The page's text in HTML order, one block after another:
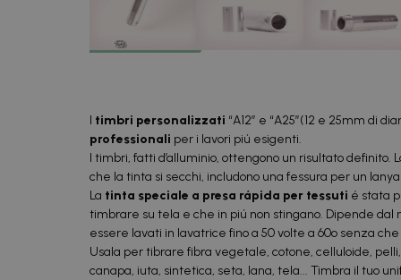
I timbri personalizzati “A12” e “A25”(12 e 25mm di
professionali per i lavori piú esigenti.
I timbri, fatti d’alluminio, ottengono un risultato
che la tinta si secchi, includono una fessura per un
La tinta speciale a presa rápida per tessuti é stata
timbrare su tela e che in piú non stingano. Dipende
essere lavati in lavatrice fino a 50 volte a 60º senza
Usala per tibrare fibra vegetale, cotone, celluloide,
canapa, iuta, sintetica, seta, lana, tela... Timbra il tuo